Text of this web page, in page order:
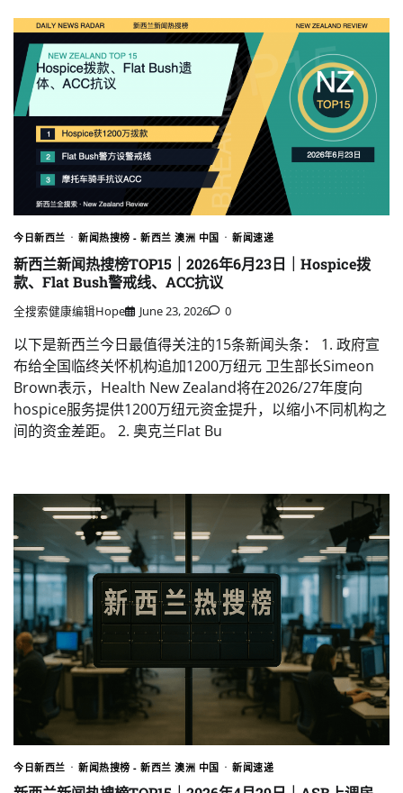
今日新西兰 新闻热搜榜 - 新西兰 澳洲 中国 新闻速递
新西兰新闻热搜榜TOP15｜2026年6月23日｜Hospice拨
款、Flat Bush警戒线、ACC抗议
全搜索健康编辑Hope June 23, 2026 0
以下是新西兰今日最值得关注的15条新闻头条： 1. 政府宣
布给全国临终关怀机构追加1200万纽元 卫生部长Simeon
Brown表示，Health New Zealand将在2026/27年度向
hospice服务提供1200万纽元资金提升，以缩小不同机构之
间的资金差距。 2. 奥克兰Flat Bu
今日新西兰 新闻热搜榜 - 新西兰 澳洲 中国 新闻速递